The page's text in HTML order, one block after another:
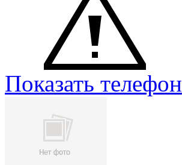
Показать телефон